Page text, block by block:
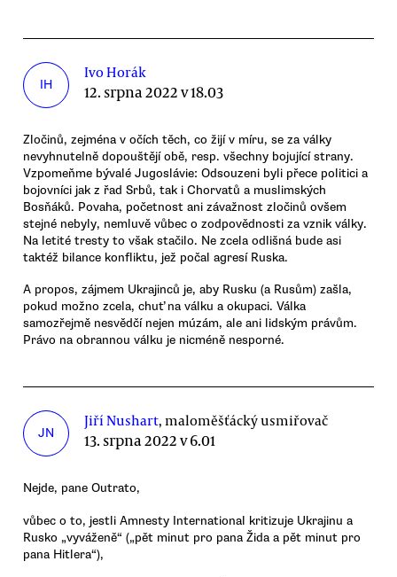
IH
Ivo Horák
12. srpna 2022 v 18.03
Zločinů, zejména v očích těch, co žijí v míru, se za války
nevyhnutelně dopouštějí obě, resp. všechny bojující strany.
Vzpomeňme bývalé Jugoslávie: Odsouzeni byli přece politici a
bojovníci jak z řad Srbů, tak i Chorvatů a muslimských
Bosňáků. Povaha, početnost ani závažnost zločinů ovšem
stejné nebyly, nemluvě vůbec o zodpovědnosti za vznik války.
Na letité tresty to však stačilo. Ne zcela odlišná bude asi
taktéž bilance konfliktu, jež počal agresí Ruska.
A propos, zájmem Ukrajinců je, aby Rusku (a Rusům) zašla,
pokud možno zcela, chuť na válku a okupaci. Válka
samozřejmě nesvědčí nejen múzám, ale ani lidským právům.
Právo na obrannou válku je nicméně nesporné.
JN
Jiří Nushart, maloměšťácký usmiřovač
13. srpna 2022 v 6.01
Nejde, pane Outrato,
vůbec o to, jestli Amnesty International kritizuje Ukrajinu a
Rusko „vyváženě“ („pět minut pro pana Žida a pět minut pro
pana Hitlera“),